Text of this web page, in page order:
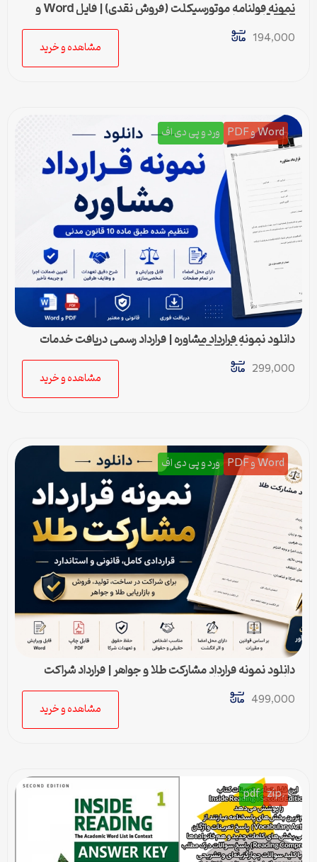
نمونه قولنامه موتورسیکلت (فروش نقدی) | فایل Word و
PDF قابل ویرایش
194,000
مشاهده و خرید
Word و PDF ورد و پی دی اف
دانلود نمونه قرارداد مشاوره | قرارداد رسمی دریافت خدمات
مشاوره Word و PDF
299,000
مشاهده و خرید
Word و PDF ورد و پی دی اف
دانلود نمونه قرارداد مشارکت طلا و جواهر | قرارداد شراکت
ساخت و فروش طلا
499,000
مشاهده و خرید
.zip
pdf